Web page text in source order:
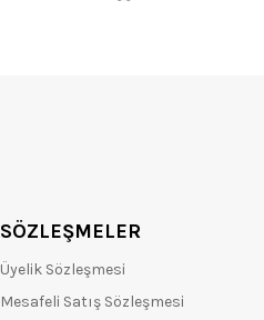
SÖZLEŞMELER
Üyelik Sözleşmesi
Mesafeli Satış Sözleşmesi